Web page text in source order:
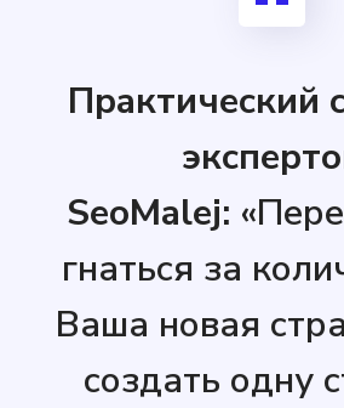
Практический
SeoMalej:
гнаться за
Ваша новая
создать одну